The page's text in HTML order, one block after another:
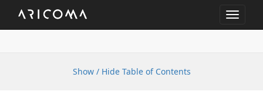
Toggle
Show / Hide Table of Contents